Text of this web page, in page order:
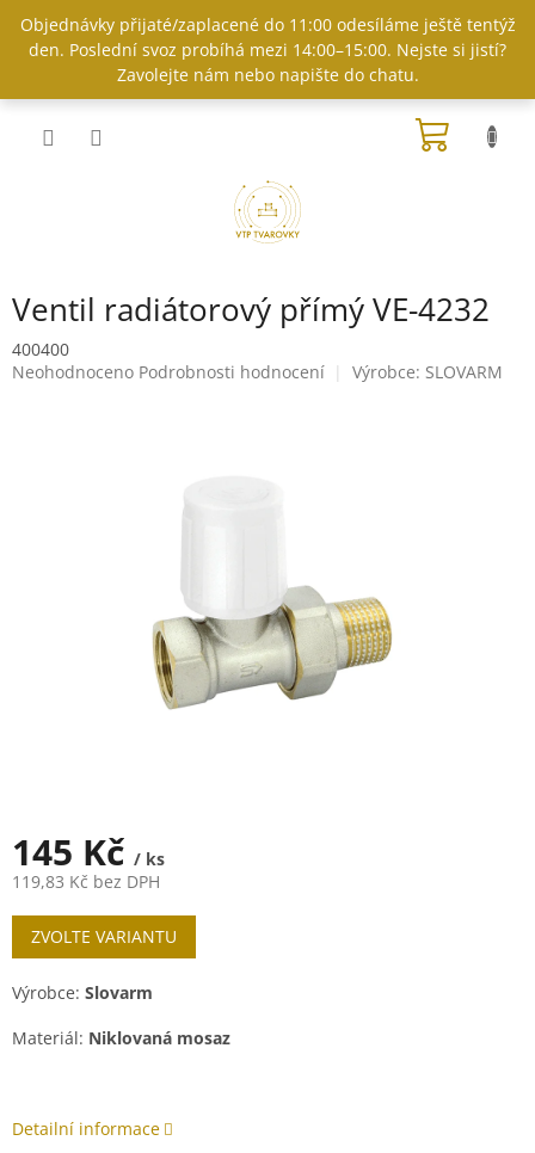
obsah
Objednávky přijaté/zaplacené do 11:00 odesíláme ještě tentýž
den. Poslední svoz probíhá mezi 14:00–15:00. Nejste si jistí?
Zavolejte nám nebo napište do chatu.
Ventil radiátorový přímý VE-4232
400400
Průměrné
Neohodnoceno Podrobnosti hodnocení Výrobce: SLOVARM
145 Kč / ks
119,83 Kč bez DPH
Měrná
cena:
ZVOLTE VARIANTU
Výrobce: Slovarm
Materiál: Niklovaná mosaz
Detailní informace